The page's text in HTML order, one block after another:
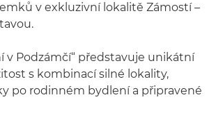
v exkluzivní lokalitě Zámostí –
v Podzámčí“ představuje unikátní
s kombinací silné lokality,
po rodinném bydlení a připravené